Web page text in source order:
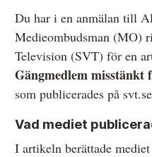
Ledamöter i Mediernas
Stadgar för Mediernas
Jobba hos oss!
Du har i en anmälan till
Medieombudsman (MO)
Television (SVT) för en
Gängmedlem
som publicerades på svt.se
Vad mediet
I artikeln berättade